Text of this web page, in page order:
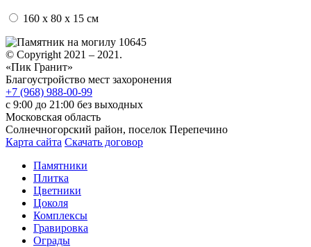
160 x 80 x 15 см
© Copyright 2021 – 2021.
«Пик Гранит»
Благоустройство мест захоронения
+7 (968) 988-00-99
с 9:00 до 21:00 без выходных
Московская область
Солнечногорский район, поселок Перепечино
Карта сайта Скачать договор
Памятники
Плитка
Цветники
Цоколя
Комплексы
Гравировка
Ограды